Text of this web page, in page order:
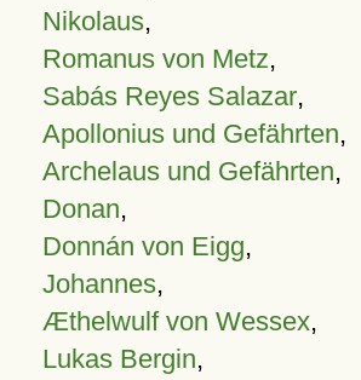
Nikolaus,
Romanus von Metz,
Sabás Reyes Salazar,
Apollonius und Gefährten,
Archelaus und Gefährten,
Donan,
Donnán von Eigg,
Johannes,
Æthelwulf von Wessex,
Lukas Bergin,